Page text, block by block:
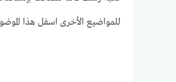
للمواضيع الأخرى اسفل هذا